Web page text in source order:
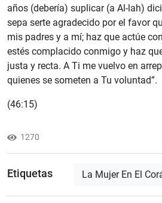
años (debería) suplicar (a Al-lah)
sepa serte agradecido por el favor
mis padres y a mí; haz que actúe
estés complacido conmigo y haz
justa y recta. A Ti me vuelvo en
quienes se someten a Tu voluntad”.
(46:15)
1270
Etiquetas La Mujer En El